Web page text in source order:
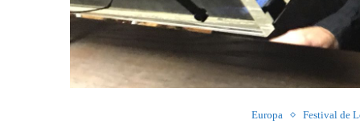
Europa Festival de